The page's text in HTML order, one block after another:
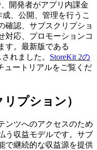
開発者がアプリ内課金
、公開、管理を行うこ
確認、サブスクリプショ
対応、プロモーションコ
す。 最新版である
れました。 StoreKit 2の
ュートリアルをご覧くだ
プション）
ンツへのアクセスのため
う収益モデルです。 サブ
で継続的な収益源を提供